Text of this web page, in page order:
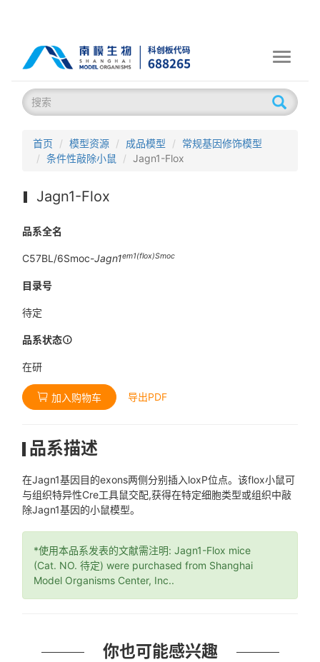
Toggle
首页 模型资源 成品模型
常规基因修饰模型
条件性敲除小鼠
Jagn1-Flox
Jagn1-Flox
品系全名
C57BL/6Smoc-Jagn1em1(flox)Smoc
目录号
待定
品系状态
在研
加入购物车 导出PDF
品系描述
在Jagn1基因目的exons两侧分别插入loxP位点。该flox小鼠可
与组织特异性Cre工具鼠交配,获得在特定细胞类型或组织中敲
除Jagn1基因的小鼠模型。
*使用本品系发表的文献需注明: Jagn1-Flox mice
(Cat. NO. 待定) were purchased from Shanghai
Model Organisms Center, Inc..
你也可能感兴趣